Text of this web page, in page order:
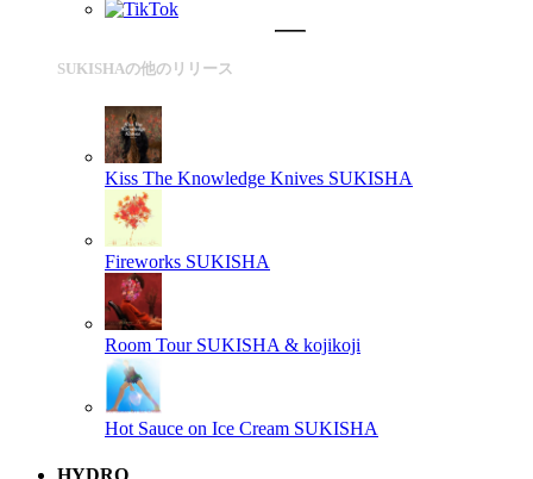
SUKISHAの他のリリース
Kiss The Knowledge Knives SUKISHA
Fireworks SUKISHA
Room Tour SUKISHA & kojikoji
Hot Sauce on Ice Cream SUKISHA